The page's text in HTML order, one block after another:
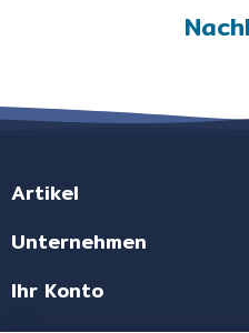
Artikel
Unternehmen
Ihr Konto